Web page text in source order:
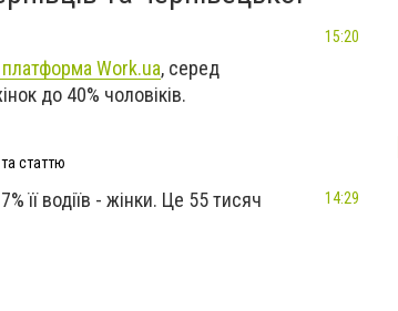
Work.ua, серед
до 40% чоловіків.
статтю
її водіїв - жінки. Це 55 тисяч
15:20
14:29